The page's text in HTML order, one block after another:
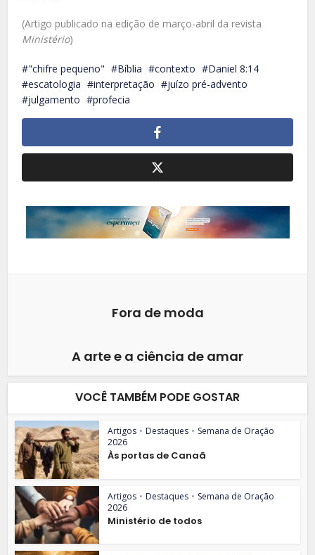
(Artigo publicado na edição de março-abril da revista
Ministério)
"chifre pequeno" Bíblia contexto
Daniel 8:14
escatologia
interpretação
juízo pré-advento
julgamento
profecia
Fora de moda
A arte e a ciência de amar
VOCÊ TAMBÉM PODE GOSTAR
Artigos • Destaques • Semana de Oração
2026
Às portas de Canaã
Artigos • Destaques • Semana de Oração
2026
Ministério de todos